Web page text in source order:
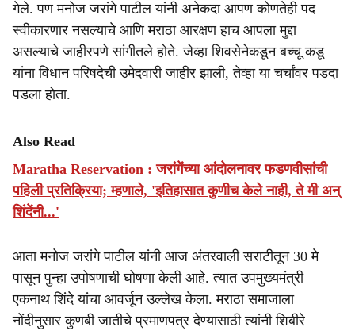
गेले. पण मनोज जरांगे पाटील यांनी अनेकदा आपण कोणतेही पद
स्वीकारणार नसल्याचे आणि मराठा आरक्षण हाच आपला मुद्दा
असल्याचे जाहीरपणे सांगीतले होते. जेव्हा शिवसेनेकडून बच्चू कडू
यांना विधान परिषदेची उमेदवारी जाहीर झाली, तेव्हा या चर्चांवर पडदा
पडला होता.
Also Read
Maratha Reservation : जरांगेंच्या आंदोलनावर फडणवीसांची
पहिली प्रतिक्रिया; म्हणाले, 'इतिहासात कुणीच केले नाही, ते मी अन्
शिंदेंनी...'
आता मनोज जरांगे पाटील यांनी आज अंतरवाली सराटीतून 30 मे
पासून पुन्हा उपोषणाची घोषणा केली आहे. त्यात उपमुख्यमंत्री
एकनाथ शिंदे यांचा आवर्जून उल्लेख केला. मराठा समाजाला
नोंदीनुसार कुणबी जातीचे प्रमाणपत्र देण्यासाठी त्यांनी शिबीरे